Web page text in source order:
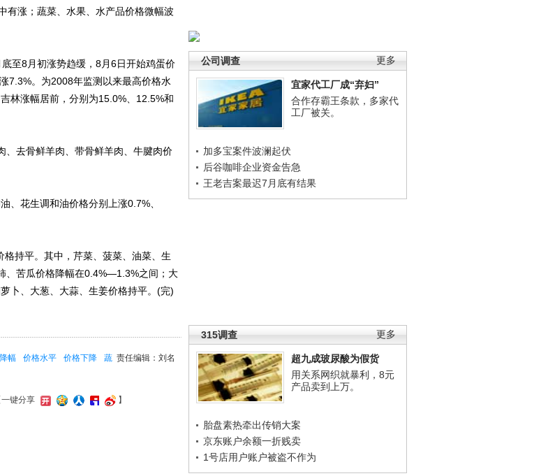
更多
公司调查
宜家代工厂成“弃妇”
合作存霸王条款，多家代
工厂被关。
加多宝案件波澜起伏
后谷咖啡企业资金告急
王老吉案最迟7月底有结果
更多
315调查
超九成玻尿酸为假货
用关系网织就暴利，8元
产品卖到上万。
胎盘素热牵出传销大案
京东账户余额一折贱卖
1号店用户账户被盗不作为
有涨；蔬菜、水果、水产品价格微幅波
至8月初涨势趋缓，8月6日开始鸡蛋价
7.3%。为2008年监测以来最高价格水
林涨幅居前，分别为15.0%、12.5%和
去骨鲜羊肉、带骨鲜羊肉、牛腱肉价
花生调和油价格分别上涨0.7%、
持平。其中，芹菜、菠菜、油菜、生
、苦瓜价格降幅在0.4%—1.3%之间；大
卜、大葱、大蒜、生姜价格持平。(完)
责任编辑：刘名
幅 价格水平 价格下降
蔬
一键分享 】